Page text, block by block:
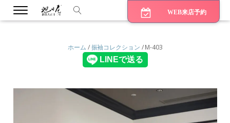
WEB来店予約
ホーム /振袖コレクション / M-403